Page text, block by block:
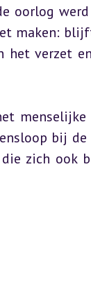
oorlog
maken:
verzet
bij
zich ook